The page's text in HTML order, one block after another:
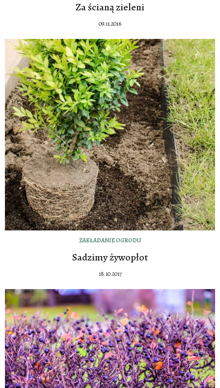
Za ścianą zieleni
09.11.2016
ZAKŁADANIE OGRODU
Sadzimy żywopłot
18.10.2017